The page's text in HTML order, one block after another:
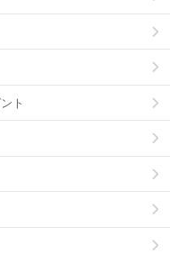
ト